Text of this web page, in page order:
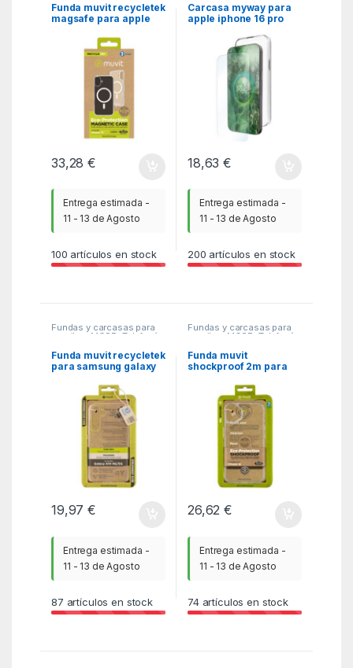
Funda muvit recycletek
magsafe para apple
33,28€
Entrega estimada -
11 - 13 de Agosto
100 artículos en stock
Carcasa myway para
apple iphone 16 pro
protector pantalla
cristal templado
18,63€
Entrega estimada -
11 - 13 de Agosto
200 artículos en stock
Fundas y carcasas para
moviles MGSR Telefonía
Funda muvit recycletek
para samsung galaxy
transparente
19,97€
Entrega estimada -
11 - 13 de Agosto
87 artículos en stock
Fundas y carcasas para
moviles MGSR Telefonía
Funda muvit
shockproof 2m para
transparente
26,62€
Entrega estimada -
11 - 13 de Agosto
74artículos en stock